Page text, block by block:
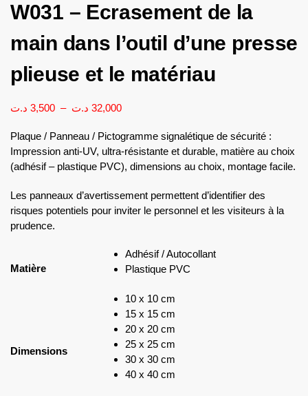
W031 – Ecrasement de la
main dans l’outil d’une presse
plieuse et le matériau
3,500 د.ت – 32,000 د.ت
Plaque / Panneau / Pictogramme signalétique de sécurité :
Impression anti-UV, ultra-résistante et durable, matière au choix
(adhésif – plastique PVC), dimensions au choix, montage facile.
Les panneaux d’avertissement permettent d’identifier des
risques potentiels pour inviter le personnel et les visiteurs à la
prudence.
Matière
Adhésif / Autocollant
Plastique PVC
Dimensions
10 x 10 cm
15 x 15 cm
20 x 20 cm
25 x 25 cm
30 x 30 cm
40 x 40 cm